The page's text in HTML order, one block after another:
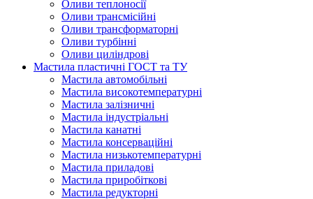
Оливи теплоносії
Оливи трансмісійні
Оливи трансформаторні
Оливи турбінні
Оливи циліндрові
Мастила пластичні ГОСТ та ТУ
Мастила автомобільні
Мастила високотемпературні
Мастила залізничні
Мастила індустріальні
Мастила канатні
Мастила консерваційні
Мастила низькотемпературні
Мастила приладові
Мастила приробіткові
Мастила редукторні